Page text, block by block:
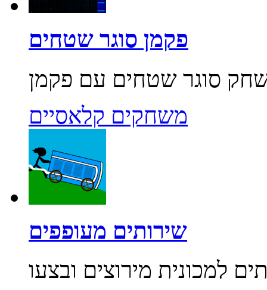
פקמן סוגר שטחים
משחקים קלאסיים
שירותים מעופפים